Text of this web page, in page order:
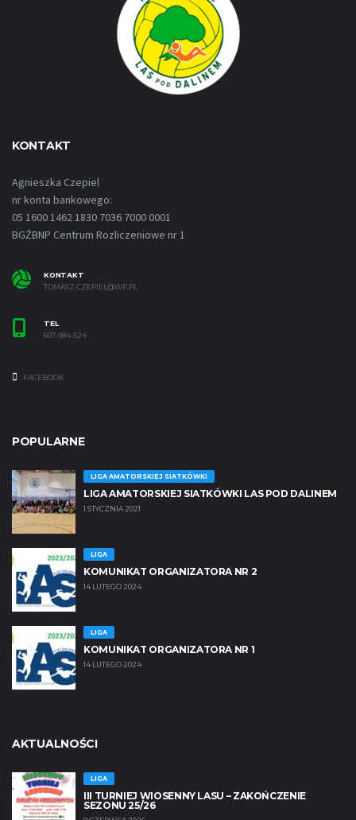
KONTAKT
Agnieszka Czepiel
nr konta bankowego:
05 1600 1462 1830 7036 7000 0001
BGŻBNP Centrum Rozliczeniowe nr 1
KONTAKT
TOMASZ.CZEPIEL@WP.PL
TEL
607-984-524
FACEBOOK
POPULARNE
LIGA AMATORSKIEJ SIATKÓWKI
LIGA AMATORSKIEJ SIATKÓWKI LAS POD DALINEM
1 STYCZNIA 2021
LIGA
KOMUNIKAT ORGANIZATORA NR 2
14 LUTEGO 2024
LIGA
KOMUNIKAT ORGANIZATORA NR 1
14 LUTEGO 2024
AKTUALNOŚCI
LIGA
III TURNIEJ WIOSENNY LASU – ZAKOŃCZENIE
SEZONU 25/26